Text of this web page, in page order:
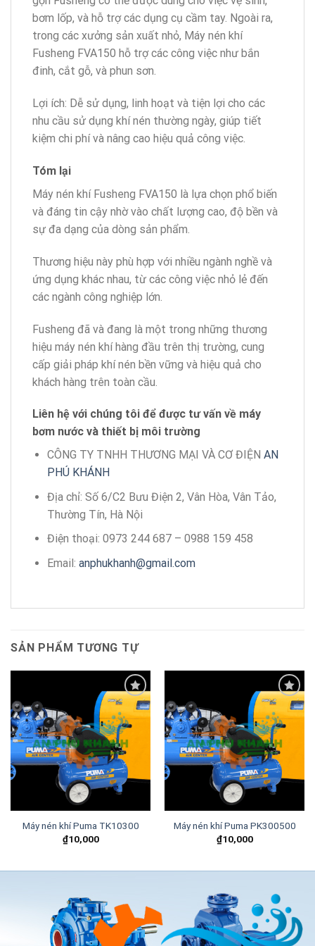
bơm lốp, và hỗ trợ các dụng cụ cầm tay. Ngoài ra,
trong các xưởng sản xuất nhỏ, Máy nén khí
Fusheng FVA150 hỗ trợ các công việc như bắn
đinh, cắt gỗ, và phun sơn.
Lợi ích: Dễ sử dụng, linh hoạt và tiện lợi cho các
nhu cầu sử dụng khí nén thường ngày, giúp tiết
kiệm chi phí và nâng cao hiệu quả công việc.
Tóm lại
Máy nén khí Fusheng FVA150 là lựa chọn phổ biến
và đáng tin cậy nhờ vào chất lượng cao, độ bền và
sự đa dạng của dòng sản phẩm.
Thương hiệu này phù hợp với nhiều ngành nghề và
ứng dụng khác nhau, từ các công việc nhỏ lẻ đến
các ngành công nghiệp lớn.
Fusheng đã và đang là một trong những thương
hiệu máy nén khí hàng đầu trên thị trường, cung
cấp giải pháp khí nén bền vững và hiệu quả cho
khách hàng trên toàn cầu.
Liên hệ với chúng tôi để được tư vấn về máy
bơm nước và thiết bị môi trường
CÔNG TY TNHH THƯƠNG MẠI VÀ CƠ ĐIỆN AN
PHÚ KHÁNH
Địa chỉ: Số 6/C2 Bưu Điện 2, Vân Hòa, Vân Tảo,
Thường Tín, Hà Nội
Điện thoại: 0973 244 687 – 0988 159 458
Email: anphukhanh@gmail.com
SẢN PHẨM TƯƠNG TỰ
Add to
wishlist
Máy nén khí Puma TK10300
₫10,000
Add to
wishlist
Máy nén khí Puma PK300500
₫10,000